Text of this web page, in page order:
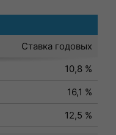
Ставка годовых
10,8 %
16,1 %
12,5 %